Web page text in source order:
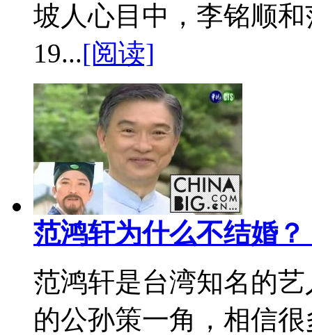
坡人心目中，李铭顺
19...[阅读]
范鸿轩为什么不结婚
范鸿轩是台湾知名的
的公孙策一角，相信